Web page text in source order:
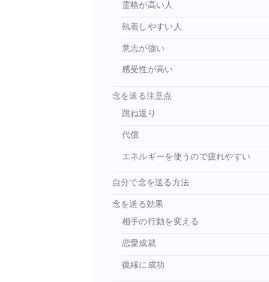
霊格が高い人
執着しやすい人
意志が強い
感受性が高い
念を送る注意点
跳ね返り
代償
エネルギーを使うので疲れやすい
自分で念を送る方法
念を送る効果
相手の行動を変える
恋愛成就
復縁に成功